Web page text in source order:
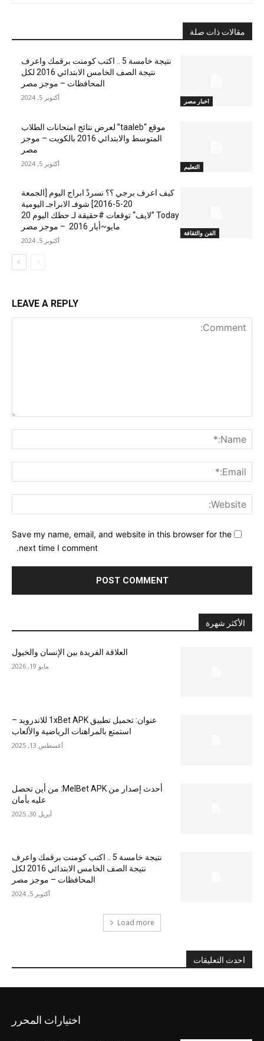
مقالات ذات صلة
اخبار مصر
نتيجة خامسة 5 .. اكتب كومنت برقمك واعرف
نتيجة الصف الخامس الابتدائي 2016 لكل
المحافظات – موجز مصر
أكتوبر 5, 2024
التعليم
موقع “taaleb” لعرض نتائج امتحانات الطلاب
المتوسط والابتدائي 2016 بالكويت – موجز
مصر
أكتوبر 5, 2024
الفن والثقافة
كيف اعرف برجي ؟؟ نسردْ ابراج اليوم [الجمعة
20-5-2016] شوفـ الابراجـ اليومية
Today ”لايف“ توقعات #حقيقة لـ حظك اليوم 20
مايو~أيار 2016 – موجز مصر
أكتوبر 5, 2024
LEAVE A REPLY
Save my name, email, and website in this browser for the
next time I comment.
الأكثر شهرة
العلاقة الفريدة بين الإنسان والخيول
مايو 19, 2026
عنوان: تحميل تطبيق 1xBet APK للاندرويد –
استمتع بالمراهنات الرياضية والألعاب
أغسطس 13, 2025
أحدث إصدار من MelBet APK: من أين تحصل
عليه بأمان
أبريل 30, 2025
نتيجة خامسة 5 .. اكتب كومنت برقمك واعرف
نتيجة الصف الخامس الابتدائي 2016 لكل
المحافظات – موجز مصر
أكتوبر 5, 2024
Load more
احدث التعليقات
اختيارات المحرر